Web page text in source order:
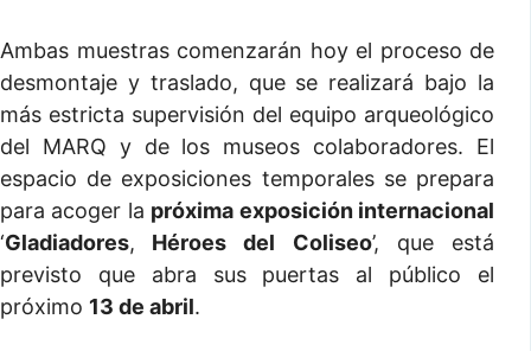
Ambas muestras comenzarán hoy el proceso de
desmontaje y traslado, que se realizará bajo la
más estricta supervisión del equipo arqueológico
del MARQ y de los museos colaboradores. El
espacio de exposiciones temporales se prepara
para acoger la próxima exposición internacional
‘Gladiadores, Héroes del Coliseo’, que está
previsto que abra sus puertas al público el
próximo 13 de abril.